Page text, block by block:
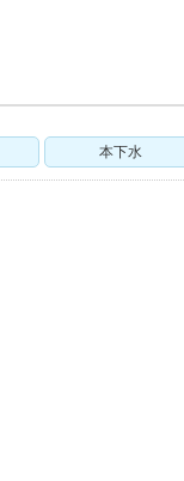
本下水